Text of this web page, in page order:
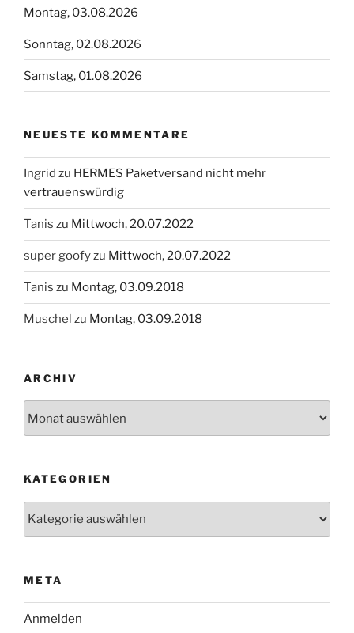
Montag, 03.08.2026
Sonntag, 02.08.2026
Samstag, 01.08.2026
NEUESTE KOMMENTARE
Ingrid zu HERMES Paketversand nicht mehr
vertrauenswürdig
Tanis zu Mittwoch, 20.07.2022
super goofyzu Mittwoch, 20.07.2022
Tanis zu Montag, 03.09.2018
Muschel zu Montag, 03.09.2018
ARCHIV
KATEGORIEN
META
Anmelden